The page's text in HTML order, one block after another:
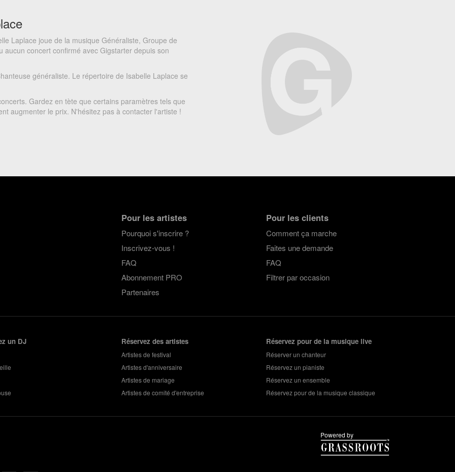
Laplace joue de la musique Généraliste, Groupe de
aucun concert confirmé avec Gigstarter depuis son
généraliste. Le répertoire de Isabelle Laplace se
Gardez en tète que certains paramètres tels que
augmenter le prix. N'hésitez pas à contacter l'artiste !
Pour les artistes
Pourquoi s'inscrire ?
Inscrivez-vous !
FAQ
Abonnement PRO
Partenaires
Pour les clients
Comment ça marche
Faites une demande
FAQ
Filtrer par occasion
un DJ Réservez des artistes
Artistes de festival
Artistes d'anniversaire
Artistes de mariage
Artistes de comité d'entreprise
Réservez pour de la musique live
Réserver un chanteur
Réservez un pianiste
Réservez un ensemble
Réservez pour de la musique classique